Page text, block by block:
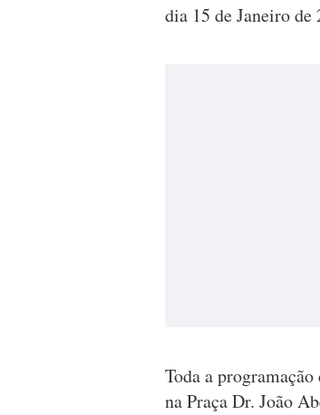
dia 15 de Janeiro de
Toda a
na Praça Dr. João